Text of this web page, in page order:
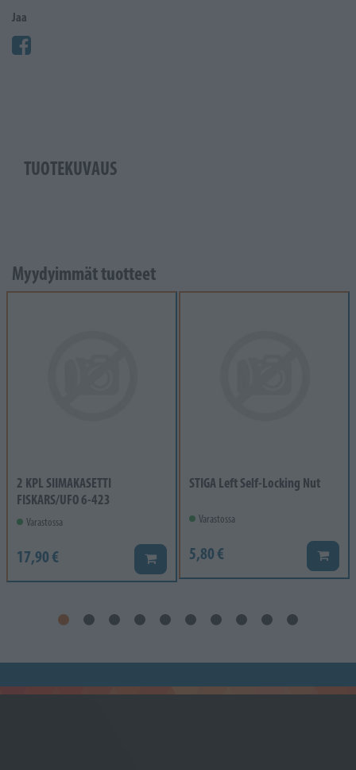
Jaa
TUOTEKUVAUS
Myydyimmät tuotteet
2 KPL SIIMAKASETTI
FISKARS/UFO 6-423
Varastossa
17,90 € Lisää koriin
STIGA Left Self-Locking Nut
Varastossa
5,80 € Lisää